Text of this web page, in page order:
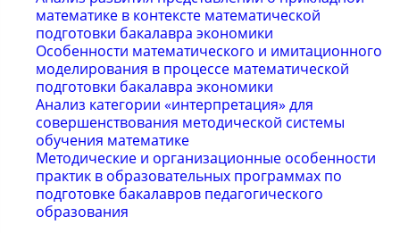
математике в контексте математической
подготовки бакалавра экономики
Особенности математического и имитационного
моделирования в процессе математической
подготовки бакалавра экономики
Анализ категории «интерпретация» для
совершенствования методической системы
обучения математике
Методические и организационные особенности
практик в образовательных программах по
подготовке бакалавров педагогического
образования